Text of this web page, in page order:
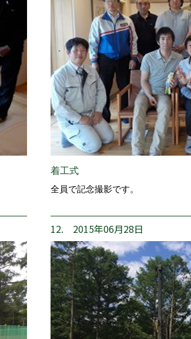
着工式
全員で記念撮影です。
12. 2015年06月28日